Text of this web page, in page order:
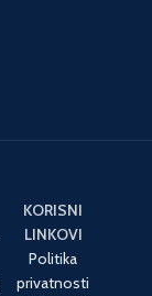
KORISNI
LINKOVI
Politika
privatnosti